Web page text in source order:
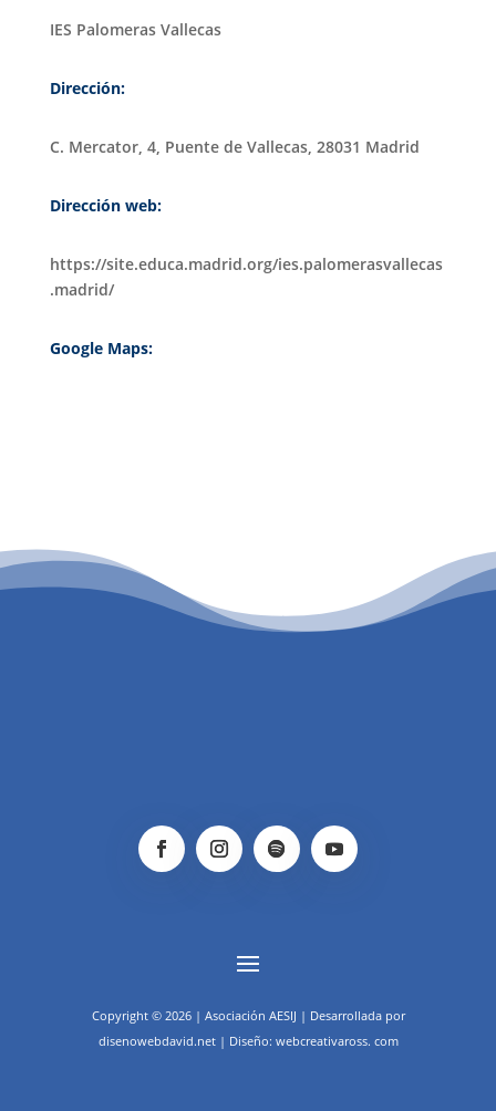
IES Palomeras Vallecas
Dirección:
C. Mercator, 4, Puente de Vallecas, 28031 Madrid
Dirección web:
https://site.educa.madrid.org/ies.palomerasvallecas
.madrid/
Google Maps:
PATROCINIO CULTURAL
Copyright © 2026 | Asociación AESIJ | Desarrollada por
disenowebdavid.net | Diseño: webcreativaross. com